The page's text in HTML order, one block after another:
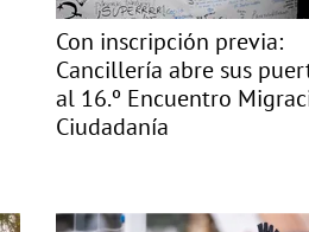
Con inscripción previa:
Cancillería abre sus
al 16.º Encuentro
Ciudadanía